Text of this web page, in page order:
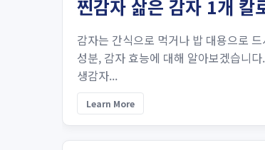
찐감자 삶은 감자 1개 칼
감자는 간식으로 먹거나 밥 대용으로
성분, 감자 효능에 대해 알아보겠습니
생감자...
Learn More